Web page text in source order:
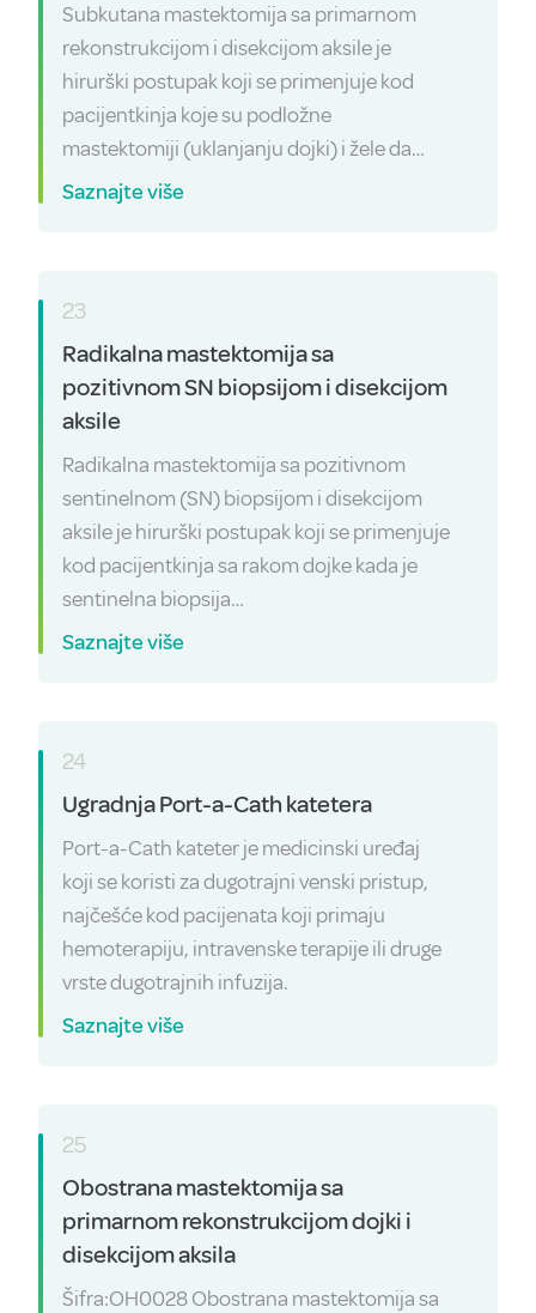
Subkutana mastektomija sa primarnom
rekonstrukcijom i disekcijom aksile je
hirurški postupak koji se primenjuje kod
pacijentkinja koje su podložne
mastektomiji (uklanjanju dojki) i žele da…
Saznajte više
23
Radikalna mastektomija sa
pozitivnom SN biopsijom i disekcijom
aksile
Radikalna mastektomija sa pozitivnom
sentinelnom (SN) biopsijom i disekcijom
aksile je hirurški postupak koji se primenjuje
kod pacijentkinja sa rakom dojke kada je
sentinelna biopsija…
Saznajte više
24
Ugradnja Port-a-Cath katetera
Port-a-Cath kateter je medicinski uređaj
koji se koristi za dugotrajni venski pristup,
najčešće kod pacijenata koji primaju
hemoterapiju, intravenske terapije ili druge
vrste dugotrajnih infuzija.
Saznajte više
25
Obostrana mastektomija sa
primarnom rekonstrukcijom dojki i
disekcijom aksila
Šifra:OH0028 Obostrana mastektomija sa